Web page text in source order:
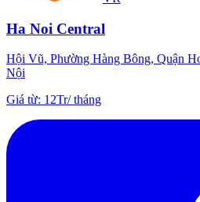
Ha Noi Central
Hội Vũ, Phường Hàng Bông, Quận
Nội
Giá từ: 12Tr/tháng